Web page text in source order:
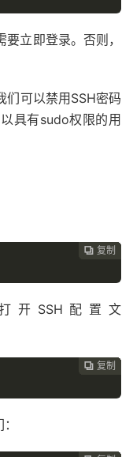
立即登录。否则，
们可以禁用SSH密码
具有sudo权限的用
 复制
 复制
 复制
 复制
 复制
 复制
 复制
开SSH配置文
 复制
 复制
 复制
 复制
 复制
 复制